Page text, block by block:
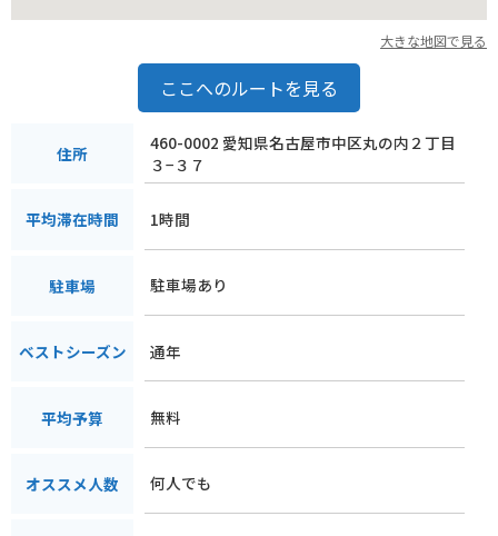
大きな地図で見る
ここへのルートを見る
住所
460-0002 愛知県名古屋市中区丸の内２丁目
３−３７
平均滞在時間 1時間
駐車場 駐車場あり
ベストシーズン 通年
平均予算 無料
オススメ人数 何人でも